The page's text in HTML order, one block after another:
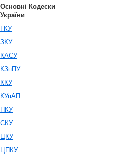
Основні Кодески
України
ГКУ
ЗКУ
КАСУ
КЗпПУ
ККУ
КУпАП
ПКУ
СКУ
ЦКУ
ЦПКУ